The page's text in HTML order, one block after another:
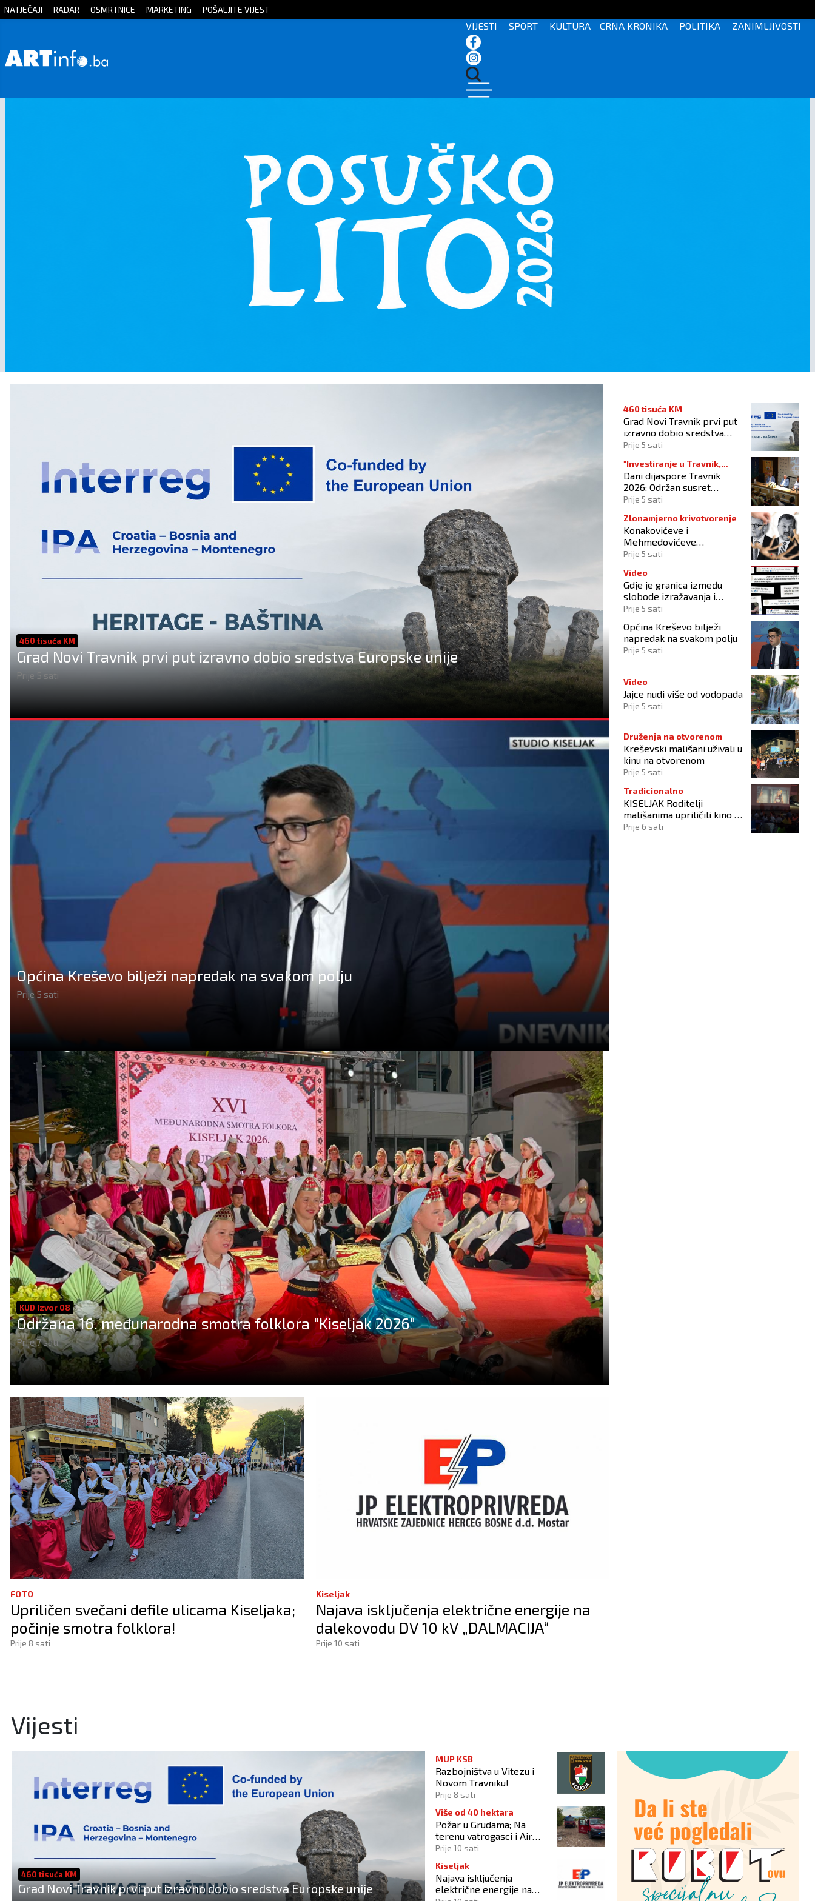
Početna
NATJEČAJI RADAR OSMRTNICE MARKETING POŠALJITE VIJEST
VIJESTI SPORT KULTURA CRNA KRONIKA POLITIKA ZANIMLJIVOSTI
460 tisuća KM
Grad Novi Travnik prvi put izravno dobio sredstva Europske unije
Prije 5 sati
Općina Kreševo bilježi napredak na svakom polju
Prije 5 sati
KUD Izvor 08
Održana 16. međunarodna smotra folklora "Kiseljak 2026"
Prije 7 sati
FOTO
Upriličen svečani defile ulicama Kiseljaka;
počinje smotra folklora!
Prije 8 sati
Kiseljak
Najava isključenja električne energije na
dalekovodu DV 10 kV „DALMACIJA“
Prije 10 sati
460 tisuća KM
Grad Novi Travnik prvi put
izravno dobio sredstva
Europske unije
Prije 5 sati
"Investiranje u Travnik,
investiranje u budućnost"
Dani dijaspore Travnik
2026: Održan susret
gospodarstvenika
Prije 5 sati
Zlonamjerno krivotvorenje
Konakovićeve i
Mehmedovićeve
manipulacije ne osporavaju
Prije 5 sati
Video
Gdje je granica između
slobode izražavanja i
govora mržnje?
Prije 5 sati
Općina Kreševo bilježi
napredak na svakom polju
Prije 5 sati
Video
Jajce nudi više od vodopada
Prije 5 sati
Druženja na otvorenom
Kreševski mališani uživali u
kinu na otvorenom
Prije 5 sati
Tradicionalno
KISELJAK Roditelji
mališanima upriličili kino na
otvorenom
Prije 6 sati
Vijesti
460 tisuća KM
Grad Novi Travnik prvi put izravno dobio sredstva Europske unije
MUP KSB
Razbojništva u Vitezu i
Novom Travniku!
Prije 8 sati
Više od 40 hektara
Požar u Grudama; Na
terenu vatrogasci i Air
Tractori
Prije 10 sati
Kiseljak
Najava isključenja
električne energije na